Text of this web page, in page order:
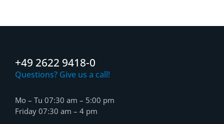
+49 2622 9418-0
Questions? Give us a call!
Mo – Tu 07:30 am – 5:00 pm
Friday 07:30 am – 4 pm